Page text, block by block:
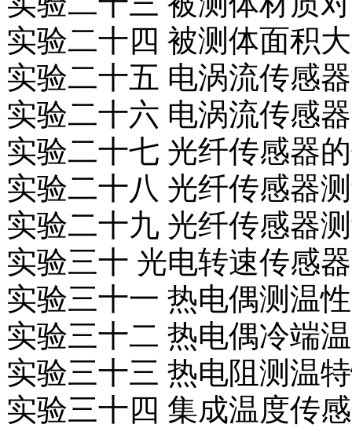
实验二十四 被测体面积
实验二十五 电涡流传感
实验二十六 电涡流传感
实验二十七 光纤传感器
实验二十八 光纤传感器
实验二十九 光纤传感器
实验三十 光电转速传感
实验三十一 热电偶测温
实验三十二 热电偶冷端
实验三十三 热电阻测温
实验三十四 集成温度传